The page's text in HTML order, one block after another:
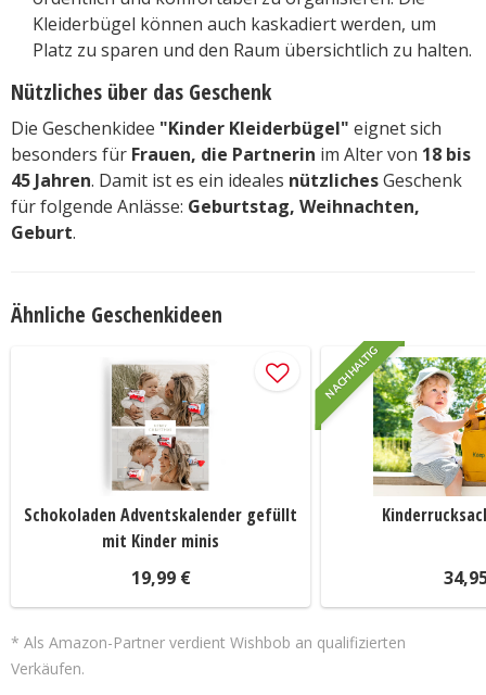
Kleiderbügel können auch kaskadiert werden, um
Platz zu sparen und den Raum übersichtlich zu halten.
Nützliches über das Geschenk
Die Geschenkidee "Kinder Kleiderbügel" eignet sich
besonders für Frauen, die Partnerin im Alter von 18 bis
45 Jahren. Damit ist es ein ideales nützlichesGeschenk
für folgende Anlässe: Geburtstag, Weihnachten,
Geburt.
Ähnliche Geschenkideen
Schokoladen Adventskalender gefüllt
mit Kinder minis
19,99 €
NACHHALTIG
* Als Amazon-Partner verdient Wishbob an qualifizierten
Verkäufen.